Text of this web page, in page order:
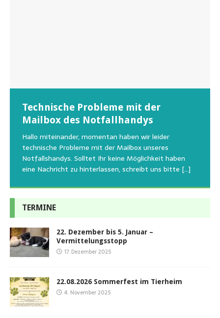
Technische Probleme mit der
Mailbox des Notfallhandys
Hallo miteinander, momentan haben wir leider
technische Probleme mit der Mailbox unseres
Notfallshandys. Solltet Ihr keine Möglichkeit haben
eine Nachricht zu hinterlassen, schreibt uns bitte […]
Beginn der Wildtierrettung
Aus aktuellem Anlass weisen wir darauf hin, dass die
Tierschutzinitiative Haßberge natürlich, wie auch in
den letzten 20 Jahren, immer noch für alle verwaisten
oder[…]
22.08.2026 Sommerfest im Tierheim
Wir bitten um Verständnis, dass am Tag vom
Sommerfest das Hundehaus zum Schutz unserer Tiere
geschlossen bleibt.Viele unserer Hunde erleben einen
emotionalen Stress bei Begegnung[…]
Wunschzettel unserer Fellnasen
Regelmäßig bekommen wir liebe Anfragen, wie man
uns am Besten unterstützen kann. Natürlich ziehen
die gesteigerten Kosten auch uns so richtig in die Knie
und[…]
TERMINE
22. Dezember bis 5. Januar –
Vermittelungsstopp
17. Dezember 2025
22.08.2026 Sommerfest im Tierheim
4. November 2025